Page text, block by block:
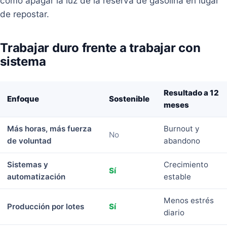
de repostar.
Trabajar duro frente a trabajar con
sistema
Enfoque Sostenible
Resultado a 12
meses
Más horas, más fuerza
de voluntad
No
Burnout y
abandono
Sistemas y
automatización
Sí
Crecimiento
estable
Producción por lotes Sí
Menos estrés
diario